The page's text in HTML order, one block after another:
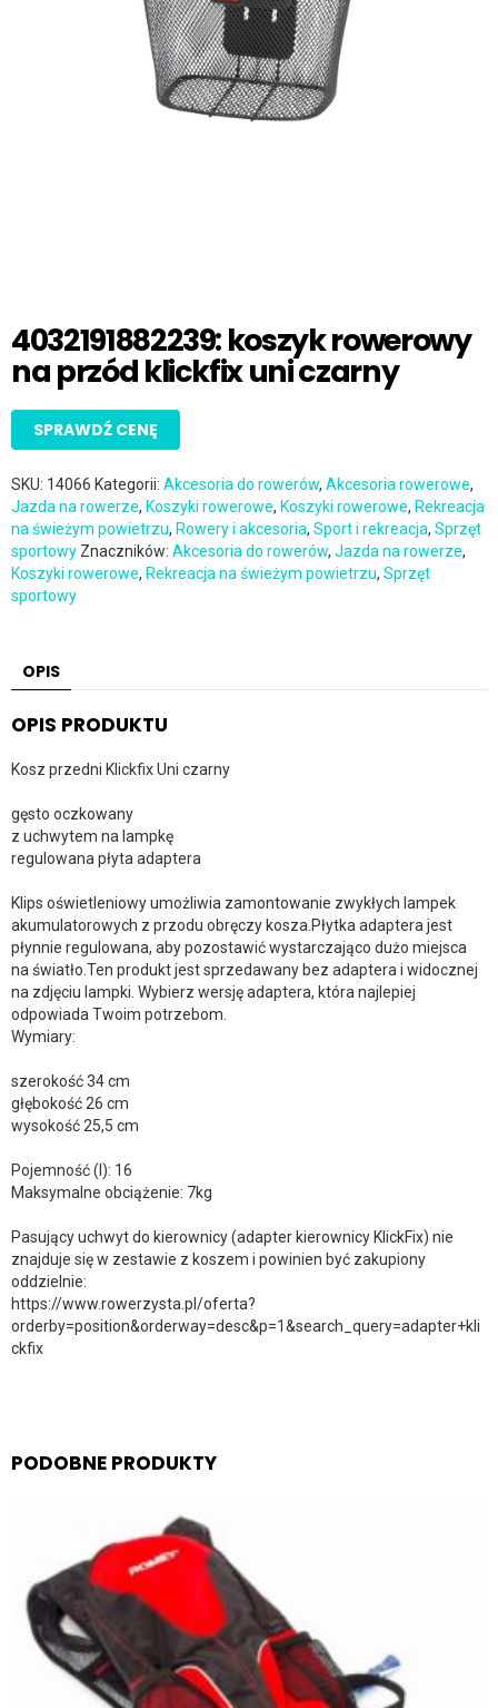
4032191882239: koszyk rowerowy
na przód klickfix uni czarny
SPRAWDŹ CENĘ
SKU: 14066 Kategorii: Akcesoria do rowerów, Akcesoria rowerowe,
Jazda na rowerze, Koszyki rowerowe, Koszyki rowerowe, Rekreacja
na świeżym powietrzu, Rowery i akcesoria, Sport i rekreacja, Sprzęt
sportowy Znaczników: Akcesoria do rowerów, Jazda na rowerze,
Koszyki rowerowe, Rekreacja na świeżym powietrzu, Sprzęt
sportowy
OPIS
OPIS PRODUKTU
Kosz przedni Klickfix Uni czarny
gęsto oczkowany
z uchwytem na lampkę
regulowana płyta adaptera
Klips oświetleniowy umożliwia zamontowanie zwykłych lampek
akumulatorowych z przodu obręczy kosza.Płytka adaptera jest
płynnie regulowana, aby pozostawić wystarczająco dużo miejsca
na światło.Ten produkt jest sprzedawany bez adaptera i widocznej
na zdjęciu lampki. Wybierz wersję adaptera, która najlepiej
odpowiada Twoim potrzebom.
Wymiary:
szerokość 34 cm
głębokość 26 cm
wysokość 25,5 cm
Pojemność (l): 16
Maksymalne obciążenie: 7kg
Pasujący uchwyt do kierownicy (adapter kierownicy KlickFix) nie
znajduje się w zestawie z koszem i powinien być zakupiony
oddzielnie:
https://www.rowerzysta.pl/oferta?
orderby=position&orderway=desc&p=1&search_query=adapter+kli
ckfix
PODOBNE PRODUKTY